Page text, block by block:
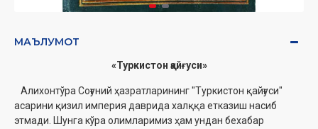
МАЪЛУМОТ
«Туркистон қайғуси»
Алихонтўра Соғуний ҳазратларининг "Туркистон қайғуси"
асарини қизил империя даврида халққа етказиш насиб
этмади. Шунга кўра олимларимиз ҳам ундан бехабар